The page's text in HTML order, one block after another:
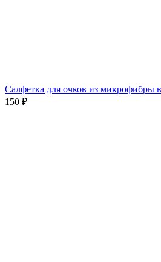
Салфетка для очков из микрофибры
150 ₽